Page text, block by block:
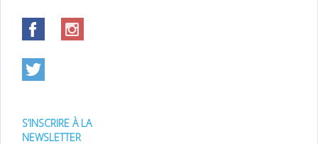
S’INSCRIRE À LA
NEWSLETTER